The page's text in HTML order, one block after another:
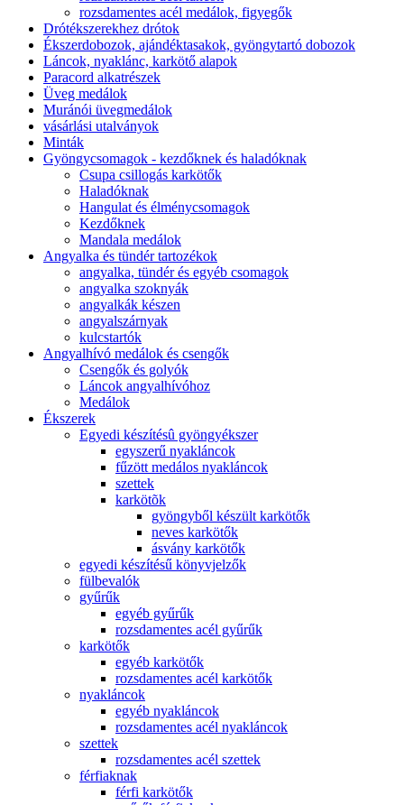
rozsdamentes acél medálok, figyegők
Drótékszerekhez drótok
Ékszerdobozok, ajándéktasakok, gyöngytartó dobozok
Láncok, nyaklánc, karkötő alapok
Paracord alkatrészek
Üveg medálok
Muránói üvegmedálok
vásárlási utalványok
Minták
Gyöngycsomagok - kezdőknek és haladóknak
Csupa csillogás karkötők
Haladóknak
Hangulat és élménycsomagok
Kezdőknek
Mandala medálok
Angyalka és tündér tartozékok
angyalka, tündér és egyéb csomagok
angyalka szoknyák
angyalkák készen
angyalszárnyak
kulcstartók
Angyalhívó medálok és csengők
Csengők és golyók
Láncok angyalhívóhoz
Medálok
Ékszerek
Egyedi készítésû gyöngyékszer
egyszerű nyakláncok
fűzött medálos nyakláncok
szettek
karkötõk
gyöngyből készült karkötők
neves karkötők
ásvány karkötők
egyedi készítésű könyvjelzők
fülbevalók
gyűrűk
egyéb gyűrűk
rozsdamentes acél gyűrűk
karkötők
egyéb karkötők
rozsdamentes acél karkötők
nyakláncok
egyéb nyakláncok
rozsdamentes acél nyakláncok
szettek
rozsdamentes acél szettek
férfiaknak
férfi karkötők